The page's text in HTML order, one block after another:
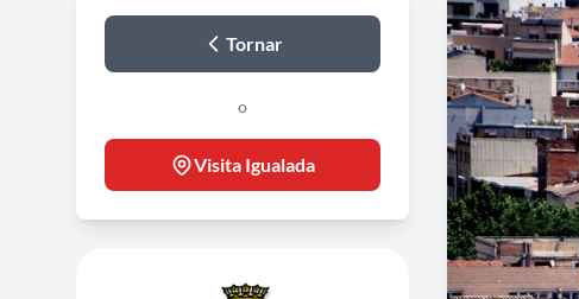
Tornar
o
Visita Igualada